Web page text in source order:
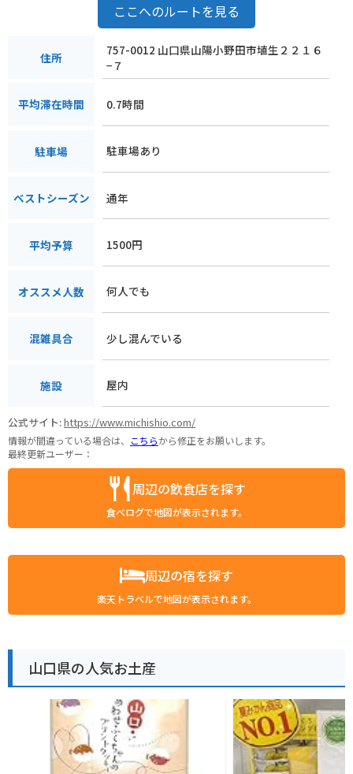
ここへのルートを見る
住所
757-0012 山口県山陽小野田市埴生２２１６
−７
平均滞在時間 0.7時間
駐車場 駐車場あり
ベストシーズン 通年
平均予算 1500円
オススメ人数 何人でも
混雑具合 少し混んでいる
施設 屋内
公式サイト:https://www.michishio.com/
情報が間違っている場合は、 こちらから修正をお願いします。
最終更新ユーザー：
周辺の飲食店を探す
食べログで地図が表示されます。
周辺の宿を探す
楽天トラベルで地図が表示されます。
山口県の人気お土産